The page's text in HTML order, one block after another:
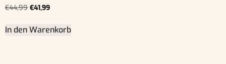
€44,99 €41,99
In den Warenkorb